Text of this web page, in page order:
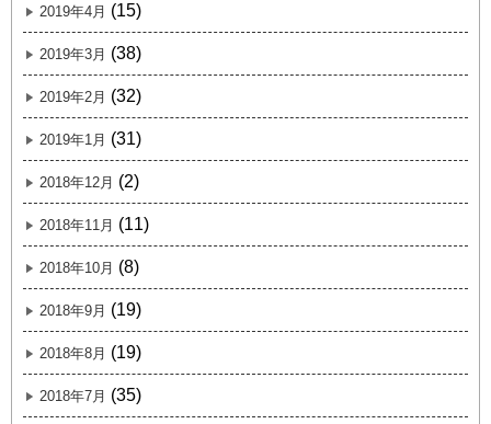
2019年4月 (15)
2019年3月 (38)
2019年2月 (32)
2019年1月 (31)
2018年12月 (2)
2018年11月 (11)
2018年10月 (8)
2018年9月 (19)
2018年8月 (19)
2018年7月 (35)